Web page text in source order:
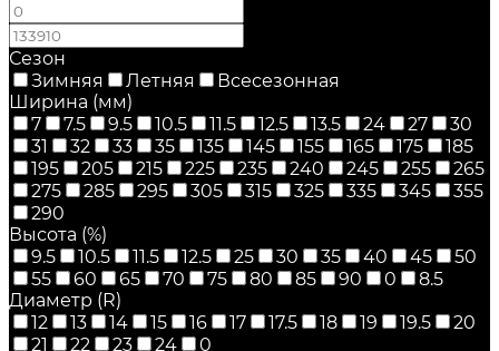
Сезон
Зимняя
Летняя
Всесезонная
Ширина (мм)
7
7.5 9.5 10.5 11.5 12.5 13.5 24 27
30
31
32 33 35 135 145 155 165 175
185
195
205 215 225 235 240 245 255
265
275
285 295 305 315 325 335 345
355
290
Высота (%)
9.5
10.5 11.5 12.5 25 30 35 40 45
50
55
60 65 70 75 80 85 90 0
8.5
Диаметр (R)
12
13 14 15 16 17 17.5 18 19 19.5
20
21
22 23 24
0